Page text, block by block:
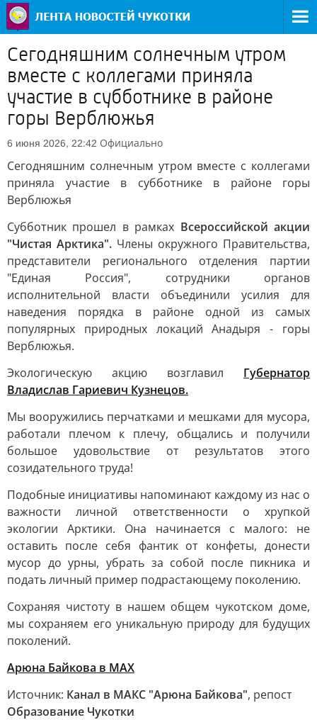
Сегодняшним солнечным утром
вместе с коллегами приняла
участие в субботнике в районе
горы Верблюжья
6 июня 2026, 22:42 Официально
Сегодняшним солнечным утром вместе с коллегами
приняла участие в субботнике в районе горы
Верблюжья
Субботник прошел в рамках Всероссийской акции
"Чистая Арктика". Члены окружного Правительства,
представители регионального отделения партии
"Единая Россия", сотрудники органов
исполнительной власти объединили усилия для
наведения порядка в районе одной из самых
популярных природных локаций Анадыря - горы
Верблюжья.
Экологическую акцию возглавил Губернатор
Владислав Гариевич Кузнецов.
Мы вооружились перчатками и мешками для мусора,
работали плечом к плечу, общались и получили
большое удовольствие от результатов этого
созидательного труда!
Подобные инициативы напоминают каждому из нас о
важности личной ответственности о хрупкой
экологии Арктики. Она начинается с малого: не
оставить после себя фантик от конфеты, донести
мусор до урны, убрать за собой после пикника и
подать личный пример подрастающему поколению.
Сохраняя чистоту в нашем общем чукотском доме,
мы сохраняем его уникальную природу для будущих
поколений.
Арюна Байкова в MAX
Источник: Канал в МАКС "Арюна Байкова", репост
Образование Чукотки